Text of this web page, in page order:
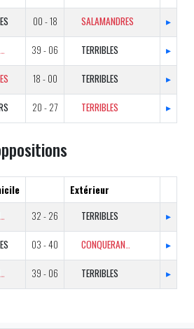
00 - 18 SALAMANDRES ▸
CONQUERANTS 39 - 06 TERRIBLES ▸
18 - 00 TERRIBLES ▸
20 - 27 TERRIBLES ▸
Extérieur
CONQUERANTS 32 - 26 TERRIBLES ▸
03 - 40 CONQUERANTS ▸
CONQUERANTS 39 - 06 TERRIBLES ▸